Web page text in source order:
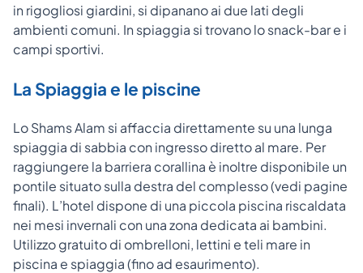
in rigogliosi giardini, si dipanano ai due lati degli
ambienti comuni. In spiaggia si trovano lo snack-bar e i
campi sportivi.
La Spiaggia e le piscine
Lo Shams Alam si affaccia direttamente su una lunga
spiaggia di sabbia con ingresso diretto al mare. Per
raggiungere la barriera corallina è inoltre disponibile un
pontile situato sulla destra del complesso (vedi pagine
finali). L’hotel dispone di una piccola piscina riscaldata
nei mesi invernali con una zona dedicata ai bambini.
Utilizzo gratuito di ombrelloni, lettini e teli mare in
piscina e spiaggia (fino ad esaurimento).